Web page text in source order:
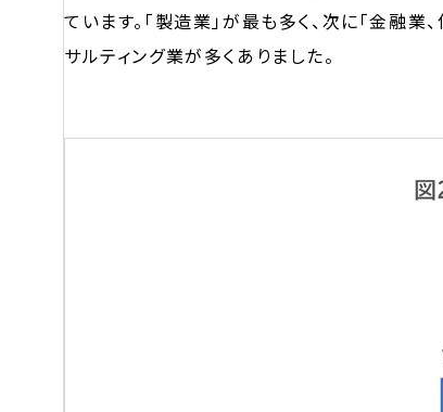
ています。「製造業」が最も多く、次に「金融業
サルティング業が多くありました。